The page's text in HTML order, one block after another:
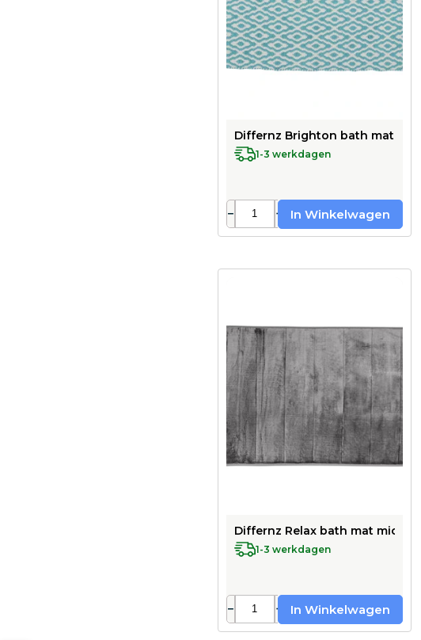
Differnz Brighton bath mat
1-3 werkdagen
− + In Winkelwagen
Differnz Relax bath mat
1-3 werkdagen
− + In Winkelwagen